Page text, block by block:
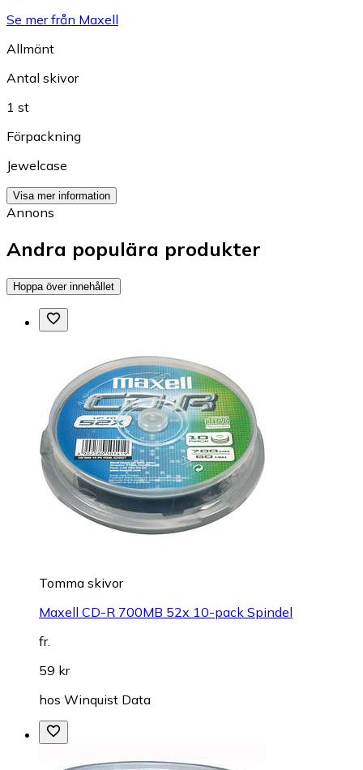
Se mer från Maxell
Allmänt
Antal skivor
1 st
Förpackning
Jewelcase
Visa mer information
Annons
Andra populära produkter
Hoppa över innehållet
Tomma skivor
Maxell CD-R 700MB 52x 10-pack Spindel
fr.
59 kr
hos Winquist Data